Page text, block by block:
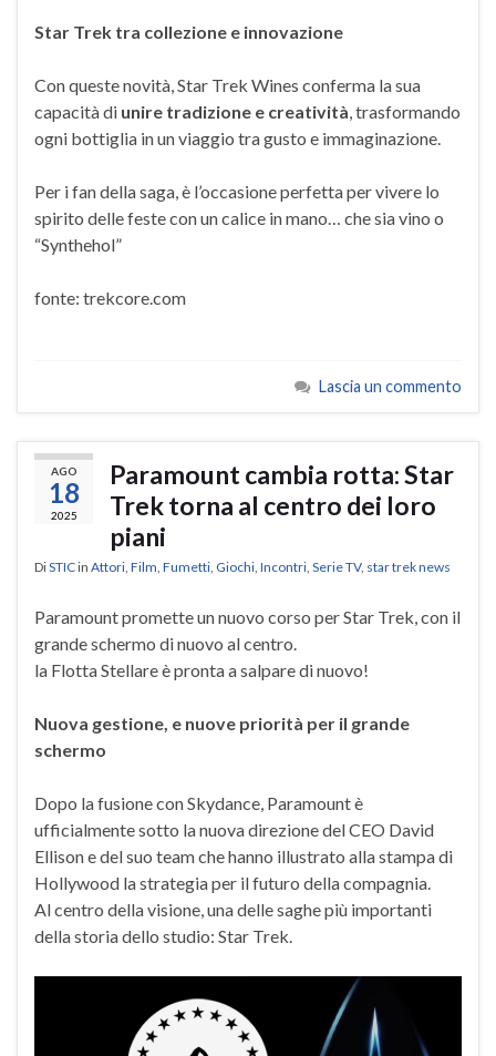
Star Trek tra collezione e innovazione
Con queste novità, Star Trek Wines conferma la sua
capacità di unire tradizione e creatività, trasformando
ogni bottiglia in un viaggio tra gusto e immaginazione.
Per i fan della saga, è l’occasione perfetta per vivere lo
spirito delle feste con un calice in mano… che sia vino o
“Synthehol”
fonte: trekcore.com
Lascia un commento
AGO
18
2025
Paramount cambia rotta: Star
Trek torna al centro dei loro
piani
DiSTICin Attori, Film, Fumetti, Giochi, Incontri, Serie TV, star trek news
Paramount promette un nuovo corso per Star Trek, con il
grande schermo di nuovo al centro.
la Flotta Stellare è pronta a salpare di nuovo!
Nuova gestione, e nuove priorità per il grande
schermo
Dopo la fusione con Skydance, Paramount è
ufficialmente sotto la nuova direzione del CEO David
Ellison e del suo team che hanno illustrato alla stampa di
Hollywood la strategia per il futuro della compagnia.
Al centro della visione, una delle saghe più importanti
della storia dello studio: Star Trek.